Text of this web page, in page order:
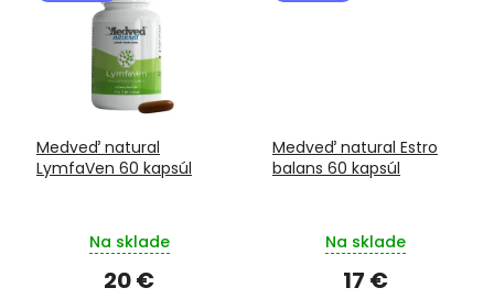
Medveď natural
LymfaVen 60 kapsúl
Na sklade
20 €
Medveď natural Estro
balans 60 kapsúl
Na sklade
17 €